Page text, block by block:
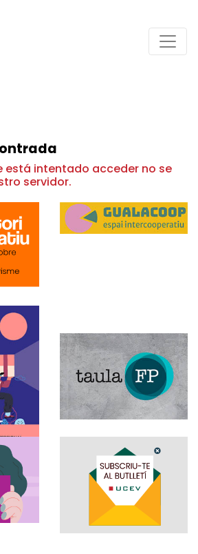
está intentado acceder no se
servidor.